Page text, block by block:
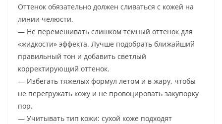
Оттенок обязательно должен сливаться с кожей на
линии челюсти.
— Не перемешивать слишком темный оттенок для
«жидкости» эффекта. Лучше подобрать ближайший
правильный тон и добавить светлый
корректирующий оттенок.
— Избегать тяжелых формул летом и в жару, чтобы
не перегружать кожу и не провоцировать закупорку
пор.
— Учитывать тип кожи: сухой коже подходят